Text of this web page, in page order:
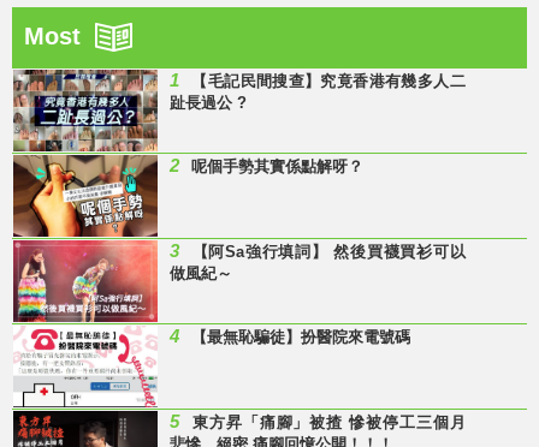
Most
1
【毛記民間搜查】究竟香港有幾多人二
趾長過公 ?
2 呢個手勢其實係點解呀？
3
【阿Sa強行填詞】 然後買襪買衫可以
做風紀～
4 【最無恥騙徒】扮醫院來電號碼
5
東方昇「痛腳」被揸 慘被停工三個月